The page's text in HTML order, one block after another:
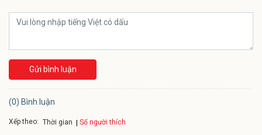
Gửi bình luận
(0) Bình luận
Xếp theo: Thời gian Số người thích